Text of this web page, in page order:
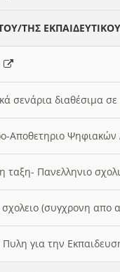
ΤΗΣ ΕΚΠΑΙΔΕΥΤΙΚΟΥ
σενάρια διαθέσιμα
Αποθετηριο Ψηφιακών
ταξη- Πανελληνιο
(συγχρονη
για την